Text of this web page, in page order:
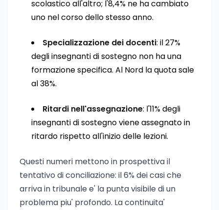
scolastico all'altro; l'8,4% ne ha cambiato
uno nel corso dello stesso anno.
Specializzazione dei docenti: il 27%
degli insegnanti di sostegno non ha una
formazione specifica. Al Nord la quota sale
al 38%.
Ritardi nell'assegnazione: l'11% degli
insegnanti di sostegno viene assegnato in
ritardo rispetto all'inizio delle lezioni.
Questi numeri mettono in prospettiva il
tentativo di conciliazione: il 6% dei casi che
arriva in tribunale e' la punta visibile di un
problema piu' profondo. La continuita'